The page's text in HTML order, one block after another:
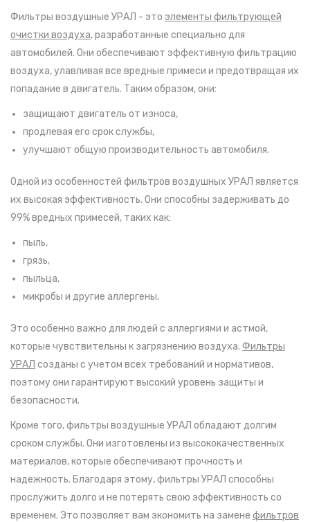
Фильтры воздушные УРАЛ - это элементы фильтрующей
очистки воздуха, разработанные специально для
автомобилей. Они обеспечивают эффективную фильтрацию
воздуха, улавливая все вредные примеси и предотвращая их
попадание в двигатель. Таким образом, они:
защищают двигатель от износа,
продлевая его срок службы,
улучшают общую производительность автомобиля.
Одной из особенностей фильтров воздушных УРАЛ является
их высокая эффективность. Они способны задерживать до
99% вредных примесей, таких как:
пыль,
грязь,
пыльца,
микробы и другие аллергены.
Это особенно важно для людей с аллергиями и астмой,
которые чувствительны к загрязнению воздуха. Фильтры
УРАЛ созданы с учетом всех требований и нормативов,
поэтому они гарантируют высокий уровень защиты и
безопасности.
Кроме того, фильтры воздушные УРАЛ обладают долгим
сроком службы. Они изготовлены из высококачественных
материалов, которые обеспечивают прочность и
надежность. Благодаря этому, фильтры УРАЛ способны
прослужить долго и не потерять свою эффективность со
временем. Это позволяет вам экономить на замене фильтров